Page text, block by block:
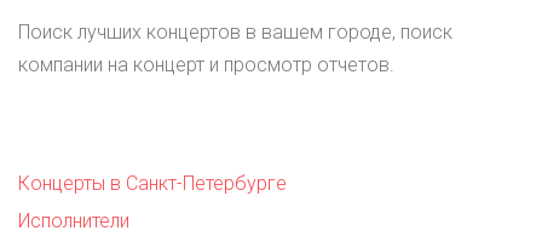
Поиск лучших концертов в вашем городе, поиск
компании на концерт и просмотр отчетов.
Концерты в Санкт-Петербурге
Исполнители